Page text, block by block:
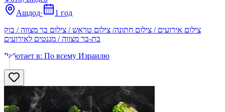
Ашдод·
1 год
צילום אירועים / צילום חתונה/ צילום טראש / צילום בר מצווה / בוק
בת-בר מצווה / מגנטים לאירועים
Работает в: По всему Израилю